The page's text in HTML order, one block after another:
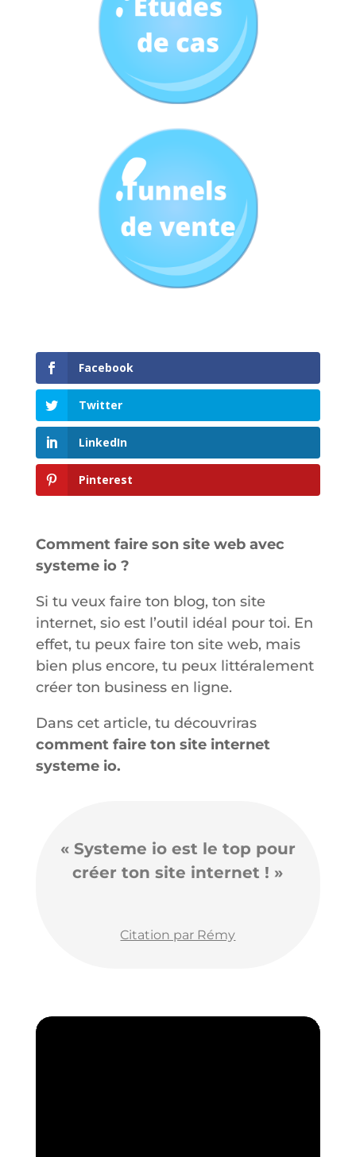
Facebook
Twitter
LinkedIn
Pinterest
Comment faire son site web avec
systeme io ?
Si tu veux faire ton blog, ton site
internet, sio est l’outil idéal pour toi. En
effet, tu peux faire ton site web, mais
bien plus encore, tu peux littéralement
créer ton business en ligne.
Dans cet article, tu découvriras
comment faire ton site internet
systeme io.
« Systeme io est le top pour
créer ton site internet ! »
Citation par Rémy